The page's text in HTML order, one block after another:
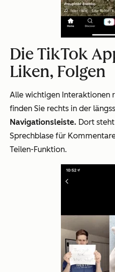
Die TikTok
Liken, Folgen
Alle wichtigen Interaktionen
finden Sie rechts in der
Navigationsleiste. Dort
Sprechblase für
Teilen-Funktion.